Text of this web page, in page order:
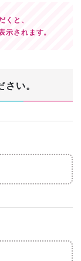
と、
されます。
い。